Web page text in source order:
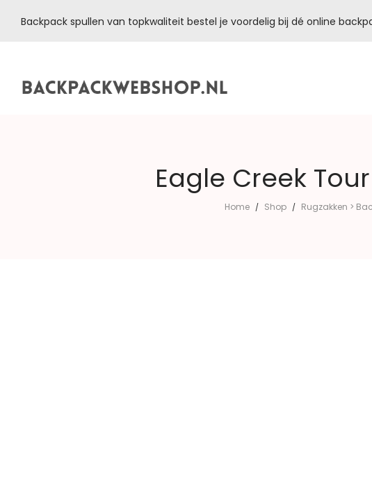
Backpack spullen van topkwaliteit bestel je voordelig bij dé online
Eagle Creek
Home / Shop / Rugzakken >